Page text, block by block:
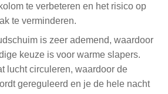
te verbeteren en het risico op
te verminderen.
is zeer ademend, waardoor
keuze is voor warme slapers.
lucht circuleren, waardoor de
gereguleerd en je de hele nacht